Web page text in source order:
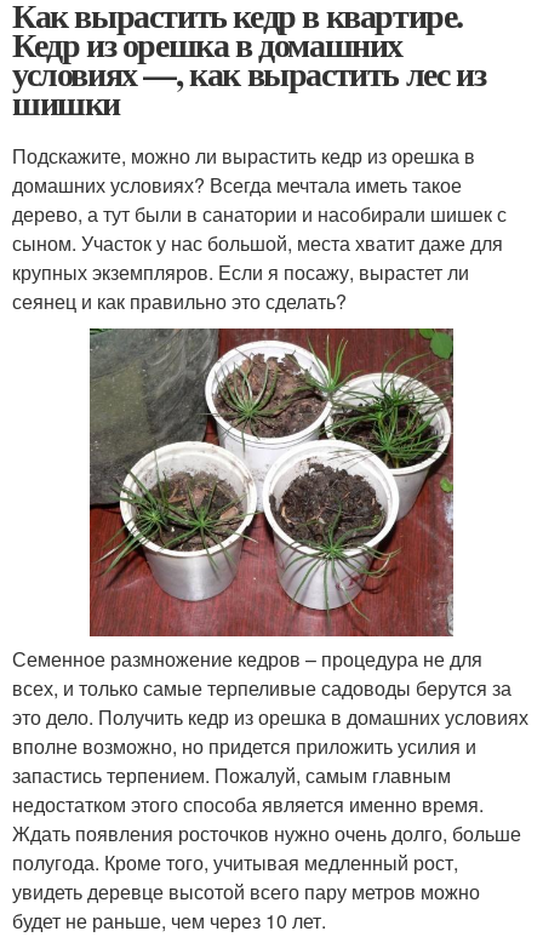
Как вырастить кедр в квартире.
Кедр из орешка в домашних
условиях —, как вырастить лес из
шишки
Подскажите, можно ли вырастить кедр из орешка в
домашних условиях? Всегда мечтала иметь такое
дерево, а тут были в санатории и насобирали шишек с
сыном. Участок у нас большой, места хватит даже для
крупных экземпляров. Если я посажу, вырастет ли
сеянец и как правильно это сделать?
Семенное размножение кедров – процедура не для
всех, и только самые терпеливые садоводы берутся за
это дело. Получить кедр из орешка в домашних условиях
вполне возможно, но придется приложить усилия и
запастись терпением. Пожалуй, самым главным
недостатком этого способа является именно время.
Ждать появления росточков нужно очень долго, больше
полугода. Кроме того, учитывая медленный рост,
увидеть деревце высотой всего пару метров можно
будет не раньше, чем через 10 лет.